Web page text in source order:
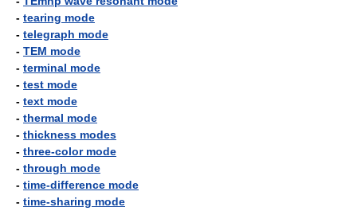
- tearing mode
- telegraph mode
- TEM mode
- terminal mode
- test mode
- text mode
- thermal mode
- thickness modes
- three-color mode
- through mode
- time-difference mode
- time-sharing mode